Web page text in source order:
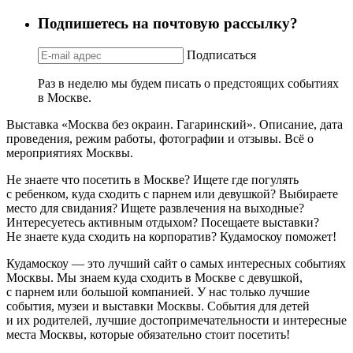
Подпишетесь на почтовую рассылку?
Подписаться
Раз в неделю мы будем писать о предстоящих событиях
в Москве.
Выставка «Москва без окраин. Гагаринский». Описание, дата
проведения, режим работы, фотографии и отзывы. Всё о
мероприятиях Москвы.
Не знаете что посетить в Москве? Ищете где погулять
с ребенком, куда сходить с парнем или девушкой? Выбираете
место для свидания? Ищете развлечения на выходные?
Интересуетесь активным отдыхом? Посещаете выставки?
Не знаете куда сходить на корпоратив? Кудамоскоу поможет!
Кудамоскоу — это лучший сайт о самых интересных событиях
Москвы. Мы знаем куда сходить в Москве с девушкой,
с парнем или большой компанией. У нас только лучшие
события, музеи и выставки Москвы. События для детей
и их родителей, лучшие достопримечательности и интересные
места Москвы, которые обязательно стоит посетить!